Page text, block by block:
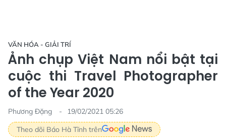
VĂN HÓA - GIẢI TRÍ
Ảnh chụp Việt Nam nổi bật tại
cuộc thi Travel Photographer
of the Year 2020
Phương Đặng
19/02/2021 05:26
Theo dõi Báo Hà Tĩnh trên